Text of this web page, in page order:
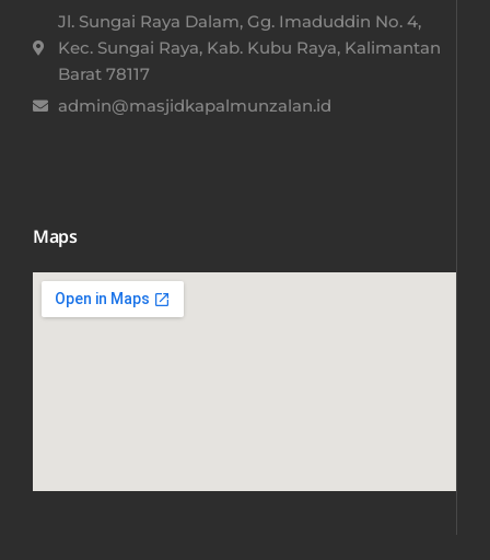
Jl. Sungai Raya Dalam, Gg. Imaduddin No. 4,
Kec. Sungai Raya, Kab. Kubu Raya, Kalimantan
Barat 78117​
admin@masjidkapalmunzalan.id
Maps